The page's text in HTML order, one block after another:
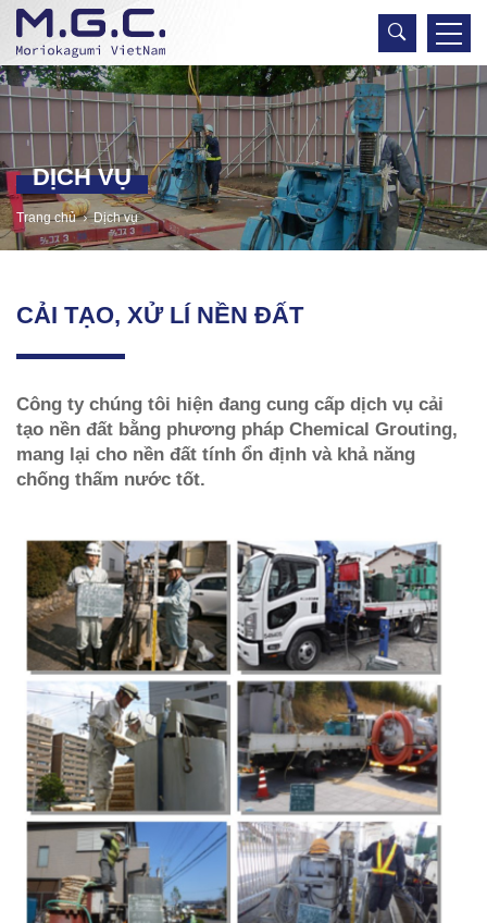
DỊCH VỤ
Trang chủ Dịch vụ
CẢI TẠO, XỬ LÍ NỀN ĐẤT
Công ty chúng tôi hiện đang cung cấp dịch vụ cải
tạo nền đất bằng phương pháp Chemical Grouting,
mang lại cho nền đất tính ổn định và khả năng
chống thấm nước tốt.